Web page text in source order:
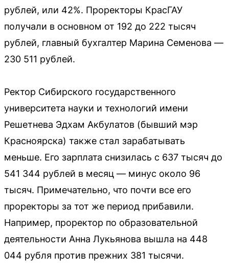
рублей, или 42%. Проректоры КрасГАУ
получали в основном от 192 до 222 тысяч
рублей, главный бухгалтер Марина Семенова —
230 511 рублей.
Ректор Сибирского государственного
университета науки и технологий имени
Решетнева Эдхам Акбулатов (бывший мэр
Красноярска) также стал зарабатывать
меньше. Его зарплата снизилась с 637 тысяч до
541 344 рублей в месяц — минус около 96
тысяч. Примечательно, что почти все его
проректоры за тот же период прибавили.
Например, проректор по образовательной
деятельности Анна Лукьянова вышла на 448
044 рубля против прежних 381 тысячи.